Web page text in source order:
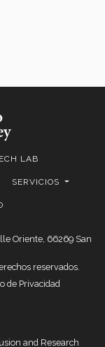
LAB
SERVICIOS
Oriente, 66269 San
reservados.
de Privacidad
and Research